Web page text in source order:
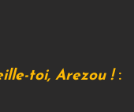
toi, Arezou !: